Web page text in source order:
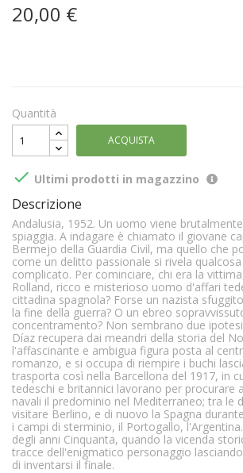
20,00 €
Quantità
ACQUISTA
 Ultimi prodotti in magazzino
Descrizione
Andalusia, 1952. Un uomo viene
spiaggia. A indagare è chiamato il giovane
Bermejo della Guardia Civil, ma quello che
come un delitto passionale si rivela
complicato. Per cominciare, chi era la
Rolland, ricco e misterioso uomo d'affari
cittadina spagnola? Forse un nazista
la fine della guerra? O un ebreo
concentramento? Non sembrano due
Díaz recupera dai meandri della storia del
l'affascinante e ambigua figura posta al
romanzo, e si occupa di riempire i buchi
trasporta così nella Barcellona del 1917, in
tedeschi e britannici lavorano per procurare
navali il predominio nel Mediterraneo; tra le
visitare Berlino, e di nuovo la Spagna
i campi di sterminio, il Portogallo,
degli anni Cinquanta, quando la vicenda
tracce dell'enigmatico personaggio
di inventarsi il finale.